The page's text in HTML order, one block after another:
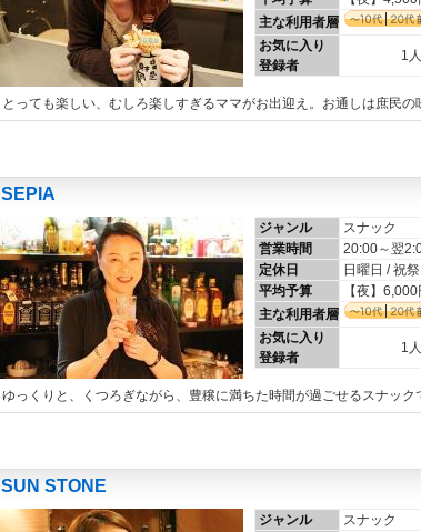
主な利用者層
お気に入り
登録者
1人
とっても楽しい、むしろ楽しすぎるママがお出迎え。お通しは庶民の
SEPIA
ジャンル スナック
営業時間
20:00～翌
定休日
日曜日 / 祝祭
平均予算
【夜】6,000
主な利用者層
お気に入り
登録者
1人
ゆっくりと、くつろぎながら、豊穣に満ちた時間が過ごせるスナック
SUN STONE
ジャンル スナック